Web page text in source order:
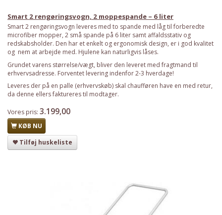
Smart 2 rengøringsvogn, 2 moppespande – 6 liter
Smart 2 rengøringsvogn leveres med to spande med låg til forberedte
microfiber mopper, 2 små spande på 6 liter samt affaldsstativ og
redskabsholder. Den har et enkelt og ergonomisk design, er i god kvalitet
og nem at arbejde med. Hjulene kan naturligvis låses.
Grundet varens størrelse/vægt, bliver den leveret med fragtmand til
erhvervsadresse. Forventet levering indenfor 2-3 hverdage!
Leveres der på en palle (erhvervskøb) skal chaufføren have en med retur,
da denne ellers faktureres til modtager.
Vores pris: 3.199,00
KØB NU
Tilføj huskeliste